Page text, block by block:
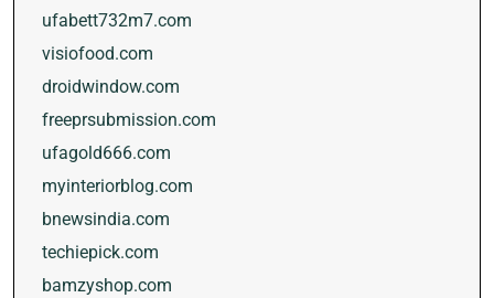
ufabett732m7.com
visiofood.com
droidwindow.com
freeprsubmission.com
ufagold666.com
myinteriorblog.com
bnewsindia.com
techiepick.com
bamzyshop.com